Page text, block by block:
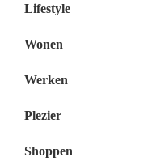
Lifestyle
Wonen
Werken
Plezier
Shoppen